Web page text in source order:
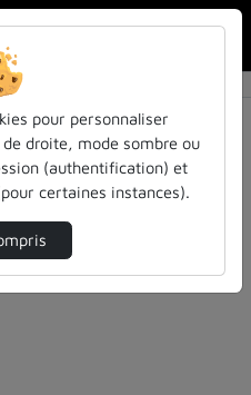
retirer) :
lorraine temoignages
pour personnaliser
droite, mode sombre ou
(authentification) et
certaines instances).